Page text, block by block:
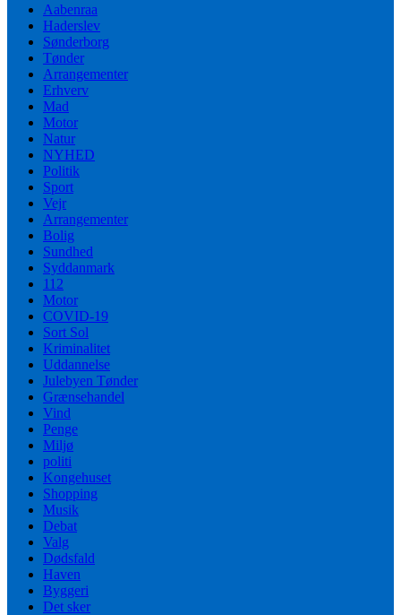
Aabenraa
Haderslev
Sønderborg
Tønder
Arrangementer
Erhverv
Mad
Motor
Natur
NYHED
Politik
Sport
Vejr
Arrangementer
Bolig
Sundhed
Syddanmark
112
Motor
COVID-19
Sort Sol
Kriminalitet
Uddannelse
Julebyen Tønder
Grænsehandel
Vind
Penge
Miljø
politi
Kongehuset
Shopping
Musik
Debat
Valg
Dødsfald
Haven
Byggeri
Det sker